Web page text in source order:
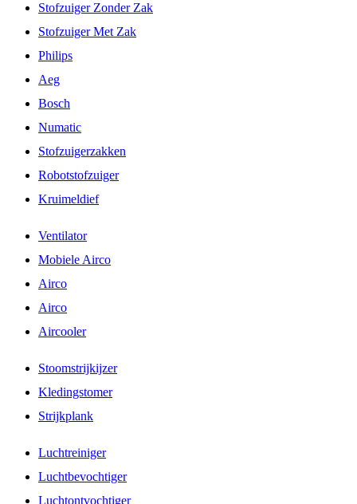
Stofzuiger Zonder Zak
Stofzuiger Met Zak
Philips
Aeg
Bosch
Numatic
Stofzuigerzakken
Robotstofzuiger
Kruimeldief
Ventilator
Mobiele Airco
Airco
Airco
Aircooler
Stoomstrijkijzer
Kledingstomer
Strijkplank
Luchtreiniger
Luchtbevochtiger
Luchtontvochtiger